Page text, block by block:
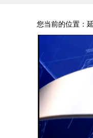
您当前的位置：